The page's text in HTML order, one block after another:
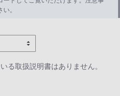
。
る取扱説明書はありません。